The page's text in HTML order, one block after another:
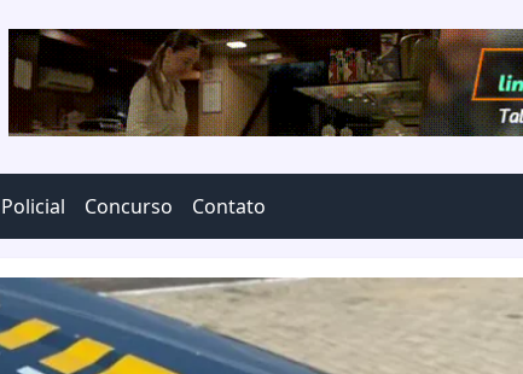
Policial Concurso Contato